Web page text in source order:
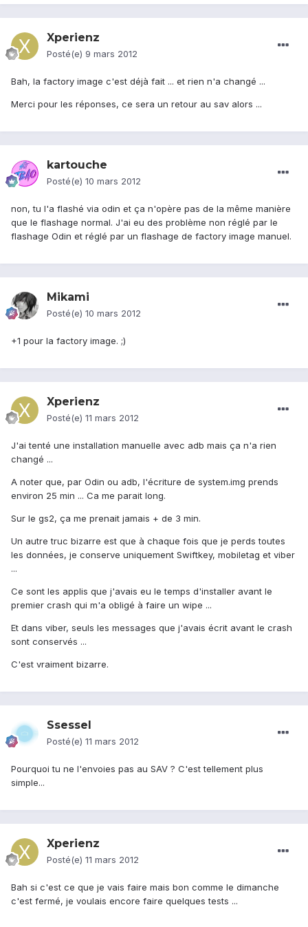
Xperienz
Posté(e) 9 mars 2012
Bah, la factory image c'est déjà fait ... et rien n'a changé ...
Merci pour les réponses, ce sera un retour au sav alors ...
kartouche
Posté(e) 10 mars 2012
non, tu l'a flashé via odin et ça n'opère pas de la même manière
que le flashage normal. J'ai eu des problème non réglé par le
flashage Odin et réglé par un flashage de factory image manuel.
Mikami
Posté(e) 10 mars 2012
+1 pour la factory image. ;)
Xperienz
Posté(e) 11 mars 2012
J'ai tenté une installation manuelle avec adb mais ça n'a rien
changé ...
A noter que, par Odin ou adb, l'écriture de system.img prends
environ 25 min ... Ca me parait long.
Sur le gs2, ça me prenait jamais + de 3 min.
Un autre truc bizarre est que à chaque fois que je perds toutes
les données, je conserve uniquement Swiftkey, mobiletag et viber
...
Ce sont les applis que j'avais eu le temps d'installer avant le
premier crash qui m'a obligé à faire un wipe ...
Et dans viber, seuls les messages que j'avais écrit avant le crash
sont conservés ...
C'est vraiment bizarre.
Ssessel
Posté(e) 11 mars 2012
Pourquoi tu ne l'envoies pas au SAV ? C'est tellement plus
simple...
Xperienz
Posté(e) 11 mars 2012
Bah si c'est ce que je vais faire mais bon comme le dimanche
c'est fermé, je voulais encore faire quelques tests ...